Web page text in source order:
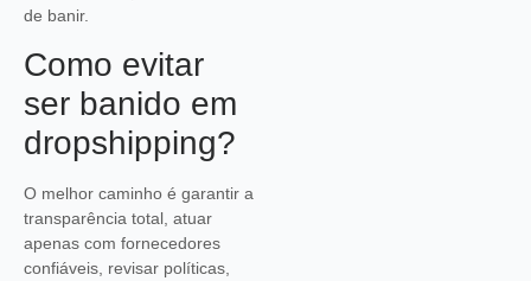
de banir.
Como evitar
ser banido em
dropshipping?
O melhor caminho é garantir a
transparência total, atuar
apenas com fornecedores
confiáveis, revisar políticas,